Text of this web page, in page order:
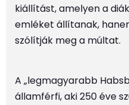
kiállítást, amelyen a
emléket állítanak,
szólítják meg a múltat.
A „legmagyarabb
államférfi, aki 250 éve